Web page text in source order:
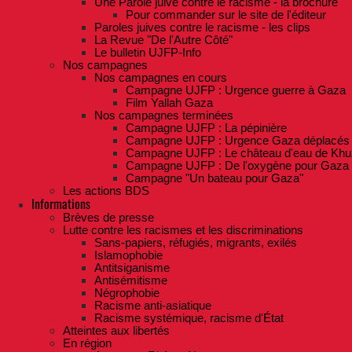
Pour commander sur le site de l'éditeur
Paroles juives contre le racisme - les clips
La Revue "De l'Autre Côté"
Le bulletin UJFP-Info
Nos campagnes
Nos campagnes en cours
Campagne UJFP : Urgence guerre à Gaza
Film Yallah Gaza
Nos campagnes terminées
Campagne UJFP : La pépinière
Campagne UJFP : Urgence Gaza déplacés
Campagne UJFP : Le château d'eau de
Campagne UJFP : De l'oxygène pour Gaza
Campagne "Un bateau pour Gaza"
Les actions BDS
Informations
Brèves de presse
Lutte contre les racismes et les discriminations
Sans-papiers, réfugiés, migrants, exilés
Islamophobie
Antitsiganisme
Antisémitisme
Négrophobie
Racisme anti-asiatique
Racisme systémique, racisme d'État
Atteintes aux libertés
En région